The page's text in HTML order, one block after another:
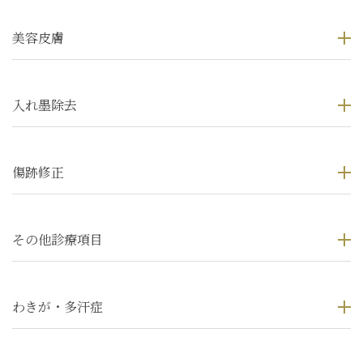
美容皮膚
入れ墨除去
傷跡修正
その他診療項目
わきが・多汗症